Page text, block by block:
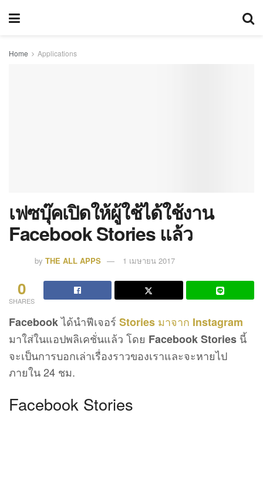
Home Applications
เฟซบุ๊คเปิดให้ผู้ใช้ได้ใช้งาน
Facebook Stories แล้ว
by THE ALL APPS 1 เมษายน 2017
0
SHARES
Facebookได้นำฟีเจอร์ Stories มาจาก Instagram
มาใส่ในแอปพลิเคชั่นแล้ว โดย Facebook Stories นี้
จะเป็นการบอกเล่าเรื่องราวของเราและจะหายไป
ภายใน 24 ชม.
Facebook Stories